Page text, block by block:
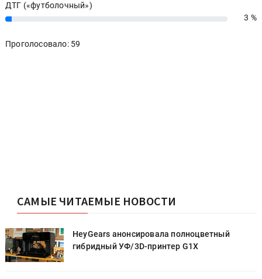
ДТГ («футболочный»)
3% 3 %
Проголосовало: 59
САМЫЕ ЧИТАЕМЫЕ НОВОСТИ
HeyGears анонсировала полноцветный
гибридный УФ/3D-принтер G1X